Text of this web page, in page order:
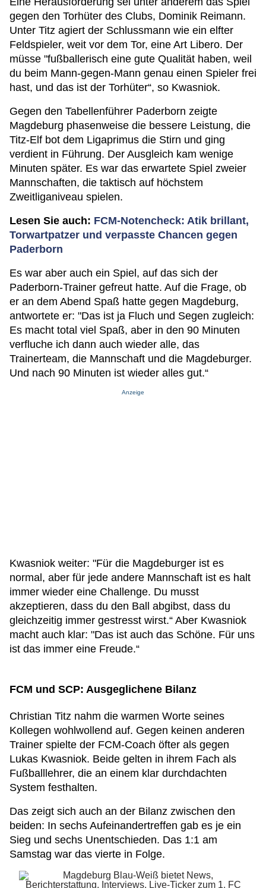
gegen den Torhüter des Clubs, Dominik Reimann.
Unter Titz agiert der Schlussmann wie ein elfter
Feldspieler, weit vor dem Tor, eine Art Libero. Der
müsse "fußballerisch eine gute Qualität haben, weil
du beim Mann-gegen-Mann genau einen Spieler frei
hast, und das ist der Torhüter“, so Kwasniok.
Gegen den Tabellenführer Paderborn zeigte
Magdeburg phasenweise die bessere Leistung, die
Titz-Elf bot dem Ligaprimus die Stirn und ging
verdient in Führung. Der Ausgleich kam wenige
Minuten später. Es war das erwartete Spiel zweier
Mannschaften, die taktisch auf höchstem
Zweitliganiveau spielen.
Lesen Sie auch: FCM-Notencheck: Atik brillant,
Torwartpatzer und verpasste Chancen gegen
Paderborn
Es war aber auch ein Spiel, auf das sich der
Paderborn-Trainer gefreut hatte. Auf die Frage, ob
er an dem Abend Spaß hatte gegen Magdeburg,
antwortete er: "Das ist ja Fluch und Segen zugleich:
Es macht total viel Spaß, aber in den 90 Minuten
verfluche ich dann auch wieder alle, das
Trainerteam, die Mannschaft und die Magdeburger.
Und nach 90 Minuten ist wieder alles gut.“
Anzeige
Kwasniok weiter: "Für die Magdeburger ist es
normal, aber für jede andere Mannschaft ist es halt
immer wieder eine Challenge. Du musst
akzeptieren, dass du den Ball abgibst, dass du
gleichzeitig immer gestresst wirst.“ Aber Kwasniok
macht auch klar: "Das ist auch das Schöne. Für uns
ist das immer eine Freude.“
FCM und SCP: Ausgeglichene Bilanz
Christian Titz nahm die warmen Worte seines
Kollegen wohlwollend auf. Gegen keinen anderen
Trainer spielte der FCM-Coach öfter als gegen
Lukas Kwasniok. Beide gelten in ihrem Fach als
Fußballlehrer, die an einem klar durchdachten
System festhalten.
Das zeigt sich auch an der Bilanz zwischen den
beiden: In sechs Aufeinandertreffen gab es je ein
Sieg und sechs Unentschieden. Das 1:1 am
Samstag war das vierte in Folge.